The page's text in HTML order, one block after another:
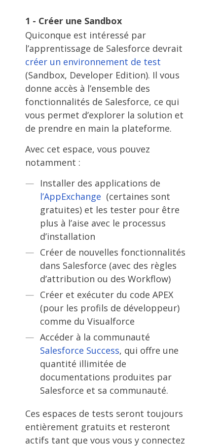
1 - Créer une Sandbox
Quiconque est intéressé par
l’apprentissage de Salesforce devrait
créer un environnement de test
(Sandbox, Developer Edition). Il vous
donne accès à l’ensemble des
fonctionnalités de Salesforce, ce qui
vous permet d’explorer la solution et
de prendre en main la plateforme.
Avec cet espace, vous pouvez
notamment :
Installer des applications de
l’AppExchange (certaines sont
gratuites) et les tester pour être
plus à l’aise avec le processus
d’installation
Créer de nouvelles fonctionnalités
dans Salesforce (avec des règles
d’attribution ou des Workflow)
Créer et exécuter du code APEX
(pour les profils de développeur)
comme du Visualforce
Accéder à la communauté
Salesforce Success, qui offre une
quantité illimitée de
documentations produites par
Salesforce et sa communauté.
Ces espaces de tests seront toujours
entièrement gratuits et resteront
actifs tant que vous vous y connectez